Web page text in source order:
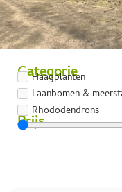
Categorie
Haagplanten
Laanbomen &
Rhododendrons
Prijs